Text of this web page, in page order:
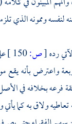
وممونه الذي
رده[ص:150 ]
واعترض بأنه يقع
بخلافه في الأصل
ولاق به كما